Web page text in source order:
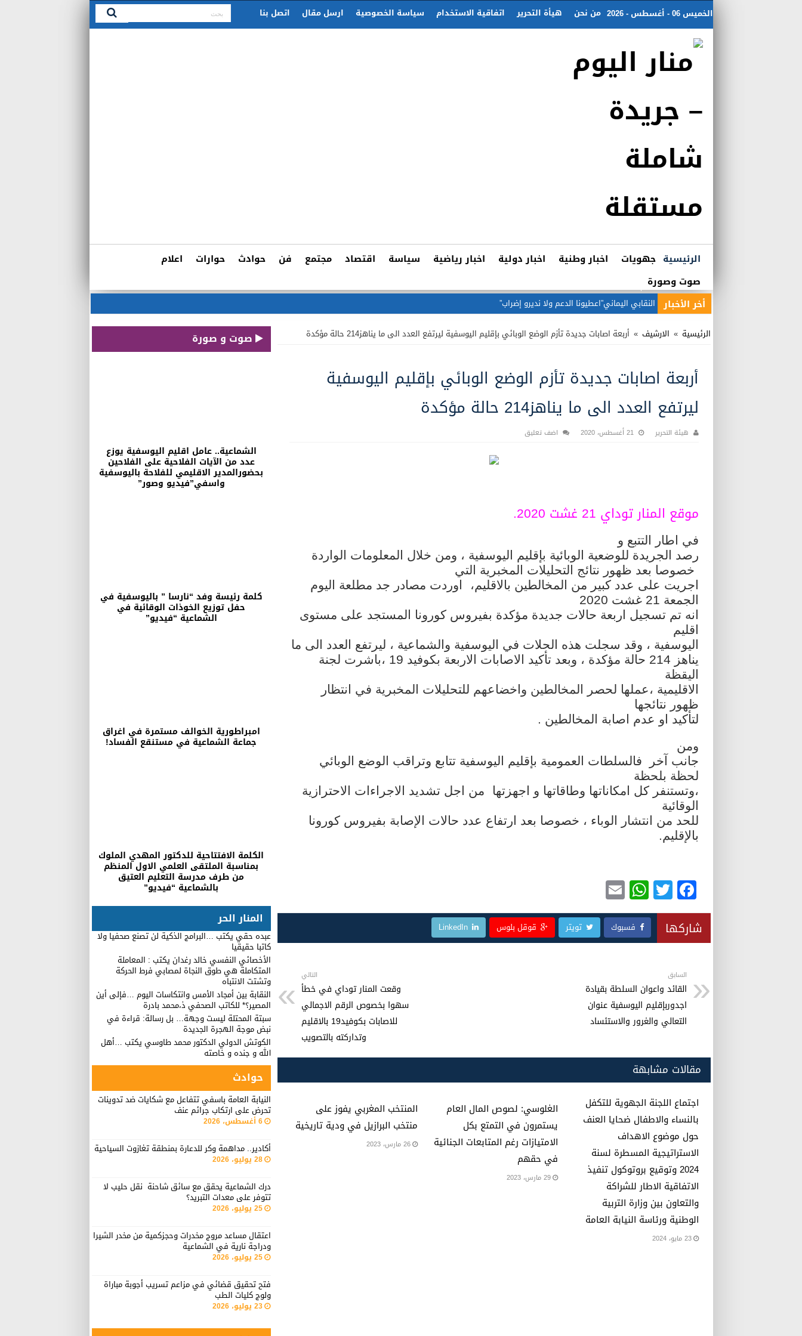
الخميس 06 - أغسطس - 2026 من نحن هيأة التحرير اتفاقية الاستخدام سياسة الخصوصية ارسل مقال اتصل بنا
الرئيسية جهويات اخبار وطنية اخبار دولية اخبار رياضية سياسة اقتصاد مجتمع فن حوادث حوارات
اعلام
صوت وصورة
أخر الأخبار بين هيبة القانون
صوت و صورة
الشماعية.. عامل اقليم اليوسفية يوزع
عدد من الآيات الفلاحية على الفلاحين
بحضورالمدير الاقليمي للفلاحة باليوسفية
واسفي”فيديو وصور”
كلمة رئيسة وفد “نارسا ” باليوسفية في
حفل توزيع الخوذات الوقائية في
الشماعية “فيديو”
امبراطورية الخوالف مستمرة في اغراق
جماعة الشماعية في مستنقع الفساد!
الكلمة الافتتاحية للدكتور المهدي الملوك
بمناسبة الملتقى العلمي الاول المنظم
من طرف مدرسة التعليم العتيق
بالشماعية “فيديو”
المنار الحر
عبده حقي يكتب …البرامج الذكية لن تصنع صحفيا ولا
كاتبا حقيقيا
الأخصائي النفسي خالد رغدان يكتب : المعاملة
المتكاملة هي طوق النجاة لمصابي فرط الحركة
وتشتت الانتباه
النقابة بين أمجاد الأمس وانتكاسات اليوم …فإلى أين
المصير؟* للكاتب الصحفي ذ،محمد بادرة
سبتة المحتلة ليست وجهة… بل رسالة: قراءة في
نبض موجة الهجرة الجديدة
الكوتش الدولي الدكتور محمد طاوسي يكتب …أهل
الله و جنده و خاصته
حوادث
النيابة العامة باسفي تتفاعل مع شكايات ضد تدوينات
تحرض على ارتكاب جرائم عنف
6 أغسطس، 2026
أكادير.. مداهمة وكر للدعارة بمنطقة تغازوت السياحية
28 يوليو، 2026
درك الشماعية يحقق مع سائق شاحنة نقل حليب لا
تتوفر على معدات التبريد؟
25 يوليو، 2026
اعتقال مساعد مروج مخدرات وحجزكمية من مخدر الشيرا
ودراجة نارية في الشماعية
25 يوليو، 2026
فتح تحقيق قضائي في مزاعم تسريب أجوبة مباراة
ولوج كليات الطب
23 يوليو، 2026
الرئيسية » الارشيف » أربعة اصابات جديدة تأزم الوضع الوبائي بإقليم اليوسفية ليرتفع العدد الى ما يناهز214 حالة مؤكدة
أربعة اصابات جديدة تأزم الوضع الوبائي بإقليم اليوسفية
ليرتفع العدد الى ما يناهز214 حالة مؤكدة
هيئة التحرير 21 أغسطس، 2020 اضف تعليق
موقع المنار توداي 21 غشت 2020.
في اطار التتبع و
رصد الجريدة للوضعية الوبائية بإقليم اليوسفية ، ومن خلال المعلومات الواردة
خصوصا بعد ظهور نتائج التحليلات المخبرية التي
اجريت على عدد كبير من المخالطين بالاقليم،
اوردت مصادر جد مطلعة اليوم
الجمعة 21 غشت 2020
انه تم تسجيل اربعة حالات جديدة مؤكدة بفيروس كورونا المستجد على مستوى
اقليم
اليوسفية ، وقد سجلت هذه الحلات في اليوسفية والشماعية ، ليرتفع العدد الى ما
يناهز 214 حالة مؤكدة ، وبعد تأكيد الاصابات الاربعة بكوفيد 19 ،باشرت لجنة
اليقظة
الاقليمية ،عملها لحصر المخالطين واخضاعهم للتحليلات المخبرية في انتظار
ظهور نتائجها
لتأكيد او عدم اصابة المخالطين .
ومن
جانب آخر فالسلطات العمومية بإقليم اليوسفية تتابع وتراقب الوضع الوبائي
لحظة بلحظة
،وتستنفر كل امكاناتها وطاقاتها و اجهزتها
من اجل تشديد الاجراءات الاحترازية
الوقائية
للحد من انتشار الوباء ، خصوصا بعد ارتفاع عدد حالات الإصابة بفيروس كورونا
بالإقليم.
F
a
c
e
b
o
o
k
T
wi
tt
er
W
h
at
s
p
p
m
ail شاركها فسبوك تويتر قوقل بلوس LinkedIn
السابق
القائد واعوان السلطة بقيادة
اجدوربإقليم اليوسفية عنوان
التعالي والغرور والاستئساد
التالي
وقعت المنار توداي في خطأ
سهوا بخصوص الرقم الاجمالي
للاصابات بكوفيد19 بالاقليم
وتداركته بالتصويب
مقالات مشابهة
اجتماع اللجنة الجهوية للتكفل
بالنساء والاطفال ضحايا العنف
حول موضوع الاهداف
الاستراتيجية المسطرة لسنة
2024 وتوقيع بروتوكول تنفيذ
الاتفاقية الاطار للشراكة
والتعاون بين وزارة التربية
الوطنية ورئاسة النيابة العامة
23 مايو، 2024
الغلوسي: لصوص المال العام
يستمرون في التمتع بكل
الامتيازات رغم المتابعات الجنائية
في حقهم
29 مارس، 2023
المنتخب المغربي يفوز على
منتخب البرازيل في ودية تاريخية
26 مارس، 2023